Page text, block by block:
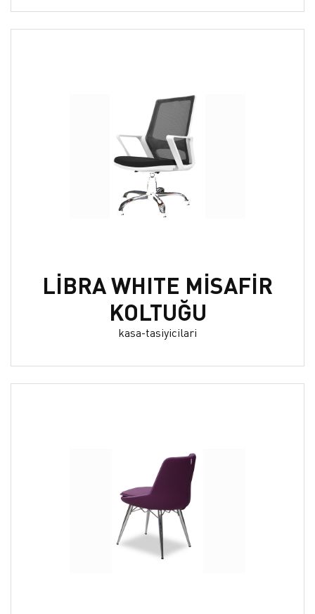
LİBRA WHITE MİSAFİR
KOLTUĞU
kasa-tasiyicilari